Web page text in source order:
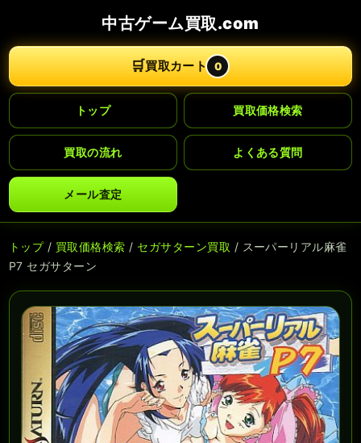
中古ゲーム買取.com
🛒買取カート 0
トップ 買取価格検索
買取の流れ よくある質問
メール査定
トップ/ 買取価格検索 / セガサターン買取 / スーパーリアル麻雀
P7 セガサターン